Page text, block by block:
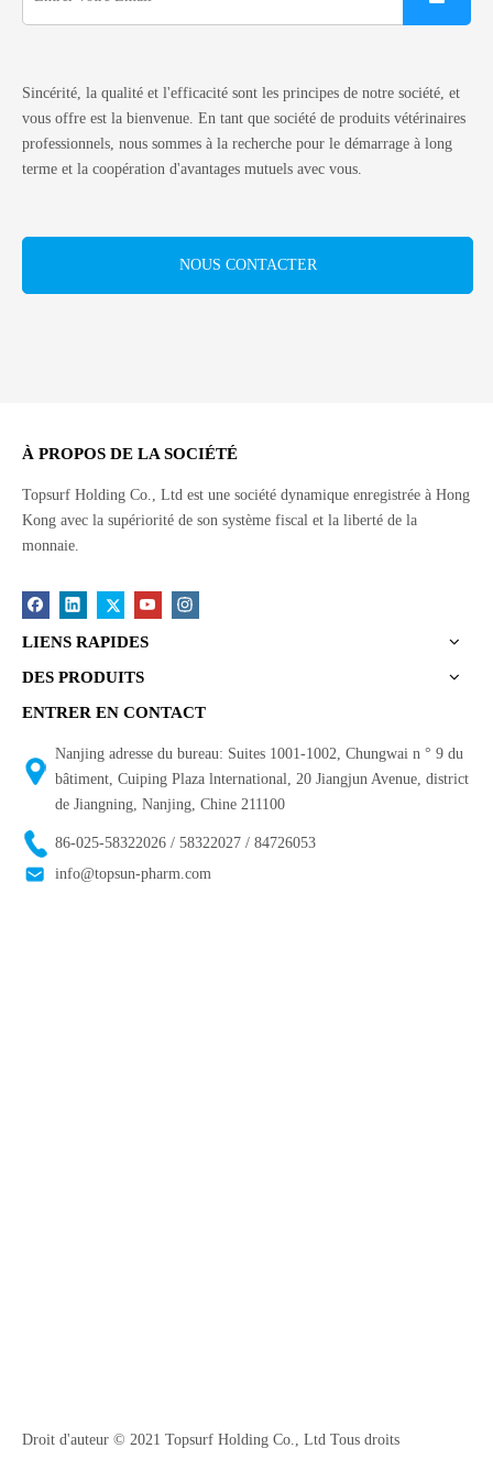
Sincérité, la qualité et l'efficacité sont les principes de notre société, et
vous offre est la bienvenue. En tant que société de produits vétérinaires
professionnels, nous sommes à la recherche pour le démarrage à long
terme et la coopération d'avantages mutuels avec vous.
NOUS CONTACTER
À PROPOS DE LA SOCIÉTÉ
Topsurf Holding Co., Ltd est une société dynamique enregistrée à Hong
Kong avec la supériorité de son système fiscal et la liberté de la
monnaie.
LIENS RAPIDES
DES PRODUITS
ENTRER EN CONTACT
Nanjing adresse du bureau: Suites 1001-1002, Chungwai n ° 9 du
bâtiment, Cuiping Plaza lnternational, 20 Jiangjun Avenue, district
de Jiangning, Nanjing, Chine 211100
86-025-58322026 / 58322027 / 84726053
info@topsun-pharm.com
Droit d'auteur © 2021 Topsurf Holding Co., Ltd Tous droits